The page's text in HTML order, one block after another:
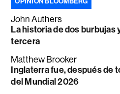
John Authers
La historia de dos burbujas
tercera
Matthew Brooker
Inglaterra fue, después de
del Mundial 2026